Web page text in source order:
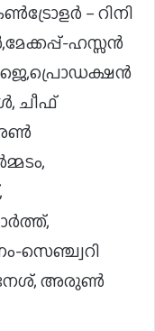
– റിനി
ഹസ്സൻ
ജെ,പ്രൊഡക്ഷൻ
ചീഫ്
സെഞ്ച്വറി
അരുൺ